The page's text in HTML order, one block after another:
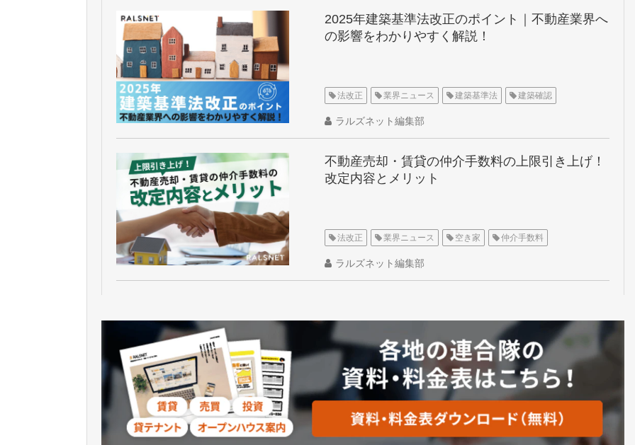
2025年建築基準法改正のポイント｜不動産業界へ
の影響をわかりやすく解説！
法改正 業界ニュース 建築基準法 建築確認
ラルズネット編集部
不動産売却・賃貸の仲介手数料の上限引き上げ！
改定内容とメリット
法改正 業界ニュース 空き家 仲介手数料
ラルズネット編集部